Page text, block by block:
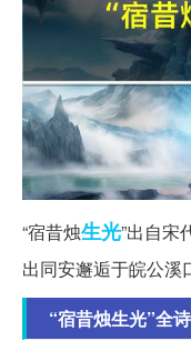
“宿昔烛生光”出自宋
出同安邂逅于皖公溪
“宿昔烛生光”全诗